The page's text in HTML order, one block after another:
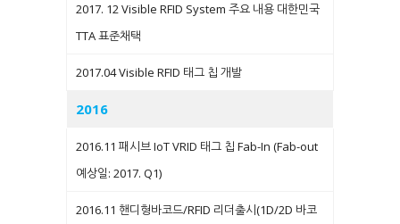
2017. 12 Visible RFID System 주요 내용 대한민국
TTA 표준채택
2017.04 Visible RFID 태그 칩 개발
2016
2016.11 패시브 IoT VRID 태그 칩 Fab-In (Fab-out
예상일: 2017. Q1)
2016.11 핸디형바코드/RFID 리더출시(1D/2D 바코